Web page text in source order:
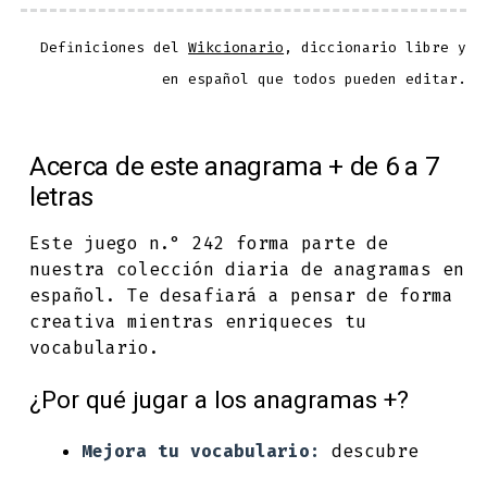
Definiciones delWikcionario , diccionario libre y
en español que todos pueden editar.
Acerca de este anagrama + de 6 a 7
letras
Este juego n.° 242 forma parte de
nuestra colección diaria de anagramas en
español. Te desafiará a pensar de forma
creativa mientras enriqueces tu
vocabulario.
¿Por qué jugar a los anagramas +?
Mejora tu vocabulario:
descubre